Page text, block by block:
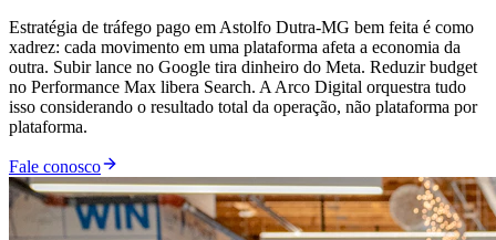
Estratégia de tráfego pago em Astolfo Dutra-MG bem feita é como
xadrez: cada movimento em uma plataforma afeta a economia da
outra. Subir lance no Google tira dinheiro do Meta. Reduzir budget
no Performance Max libera Search. A Arco Digital orquestra tudo
isso considerando o resultado total da operação, não plataforma por
plataforma.
Fale conosco